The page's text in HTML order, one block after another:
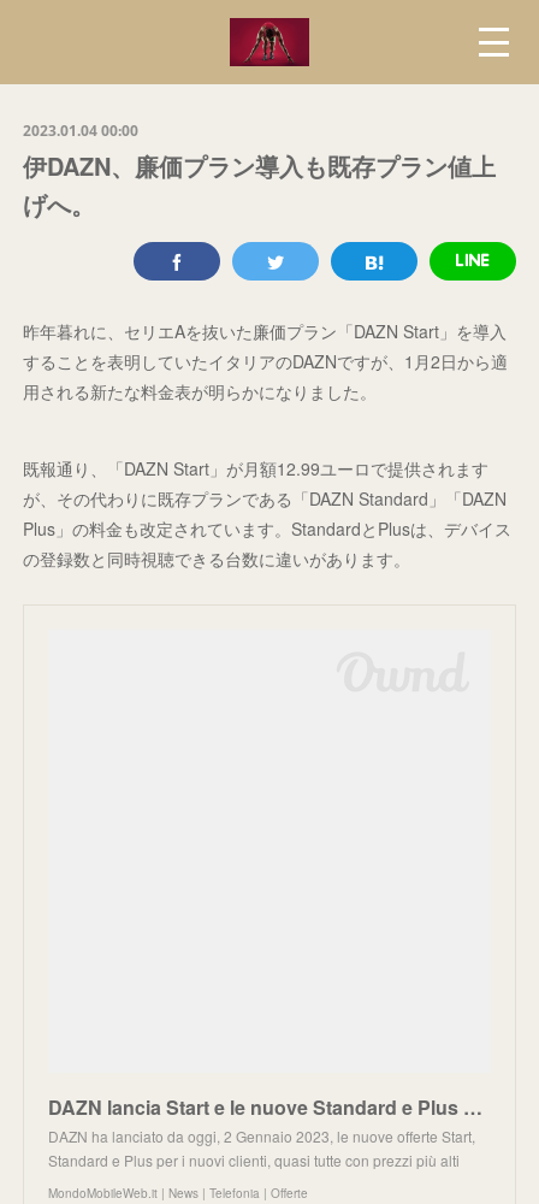
2023.01.04 00:00
伊DAZN、廉価プラン導入も既存プラン値上
げへ。
昨年暮れに、セリエAを抜いた廉価プラン「DAZN Start」を導入
することを表明していたイタリアのDAZNですが、1月2日から適
用される新たな料金表が明らかになりました。
既報通り、「DAZN Start」が月額12.99ユーロで提供されます
が、その代わりに既存プランである「DAZN Standard」「DAZN
Plus」の料金も改定されています。StandardとPlusは、デバイス
の登録数と同時視聴できる台数に違いがあります。
DAZN lancia Start e le nuove Standard e Plus per nuovi clienti: dettagli e quanto costano
DAZN ha lanciato da oggi, 2 Gennaio 2023, le nuove offerte Start,
Standard e Plus per i nuovi clienti, quasi tutte con prezzi più alti
MondoMobileWeb.it | News | Telefonia | Offerte